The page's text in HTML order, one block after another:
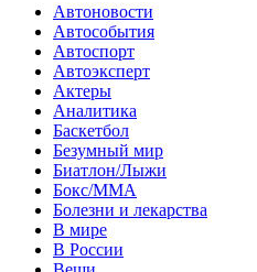
Автоновости
Автособытия
Автоспорт
Автоэксперт
Актеры
Аналитика
Баскетбол
Безумный мир
Биатлон/Лыжи
Бокс/MMA
Болезни и лекарства
В мире
В России